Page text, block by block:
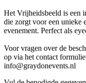
Het Vrijheidsbeeld is een
die zorgt voor een unieke
evenement. Perfect als
Voor vragen over de
op via het contact
info@graydonevents.nl